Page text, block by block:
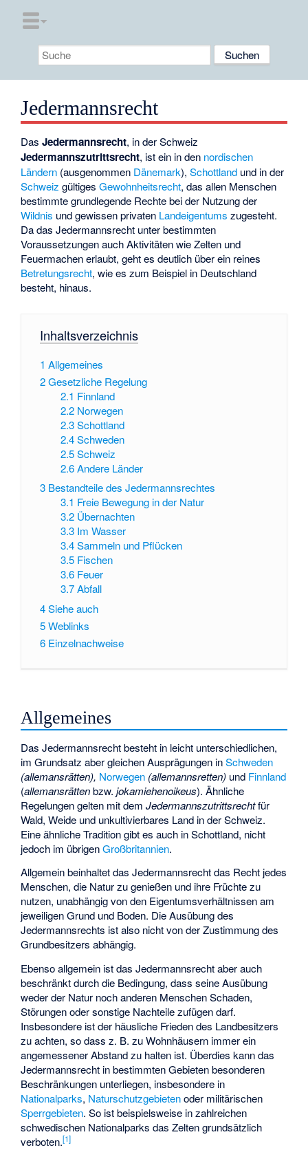
Jedermannsrecht
DasJedermannsrecht, in der Schweiz
Jedermannszutrittsrecht, ist ein in den nordischen
Ländern (ausgenommen Dänemark),Schottland und in der
Schweiz gültigesGewohnheitsrecht, das allen Menschen
bestimmte grundlegende Rechte bei der Nutzung der
Wildnis und gewissen privaten Landeigentums zugesteht.
Da das Jedermannsrecht unter bestimmten
Voraussetzungen auch Aktivitäten wie Zelten und
Feuermachen erlaubt, geht es deutlich über ein reines
Betretungsrecht, wie es zum Beispiel in Deutschland
besteht, hinaus.
Inhaltsverzeichnis
1 Allgemeines
2Gesetzliche Regelung
2.1 Finnland
2.2 Norwegen
2.3 Schottland
2.4 Schweden
2.5 Schweiz
2.6 Andere Länder
3 Bestandteile des Jedermannsrechtes
3.1 Freie Bewegung in der Natur
3.2 Übernachten
3.3 Im Wasser
3.4 Sammeln und Pflücken
3.5 Fischen
3.6 Feuer
3.7 Abfall
4Siehe auch
5Weblinks
6 Einzelnachweise
Allgemeines
Das Jedermannsrecht besteht in leicht unterschiedlichen,
im Grundsatz aber gleichen Ausprägungen inSchweden
(allemansrätten), Norwegen (allemannsretten) und Finnland
(allemansrättenbzw.jokamiehenoikeus). Ähnliche
Regelungen gelten mit demJedermannszutrittsrechtfür
Wald, Weide und unkultivierbares Land in der Schweiz.
Eine ähnliche Tradition gibt es auch in Schottland, nicht
jedoch im übrigenGroßbritannien.
Allgemein beinhaltet das Jedermannsrecht das Recht jedes
Menschen, die Natur zu genießen und ihre Früchte zu
nutzen, unabhängig von den Eigentumsverhältnissen am
jeweiligen Grund und Boden. Die Ausübung des
Jedermannsrechts ist also nicht von der Zustimmung des
Grundbesitzers abhängig.
Ebenso allgemein ist das Jedermannsrecht aber auch
beschränkt durch die Bedingung, dass seine Ausübung
weder der Natur noch anderen Menschen Schaden,
Störungen oder sonstige Nachteile zufügen darf.
Insbesondere ist der häusliche Frieden des Landbesitzers
zu achten, so dass z. B. zu Wohnhäusern immer ein
angemessener Abstand zu halten ist. Überdies kann das
Jedermannsrecht in bestimmten Gebieten besonderen
Beschränkungen unterliegen, insbesondere in
Nationalparks, Naturschutzgebietenoder militärischen
Sperrgebieten. So ist beispielsweise in zahlreichen
schwedischen Nationalparks das Zelten grundsätzlich
verboten.[1]